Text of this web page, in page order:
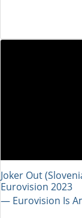
Joker Out
Eurovision 2023
― Eurovision Is